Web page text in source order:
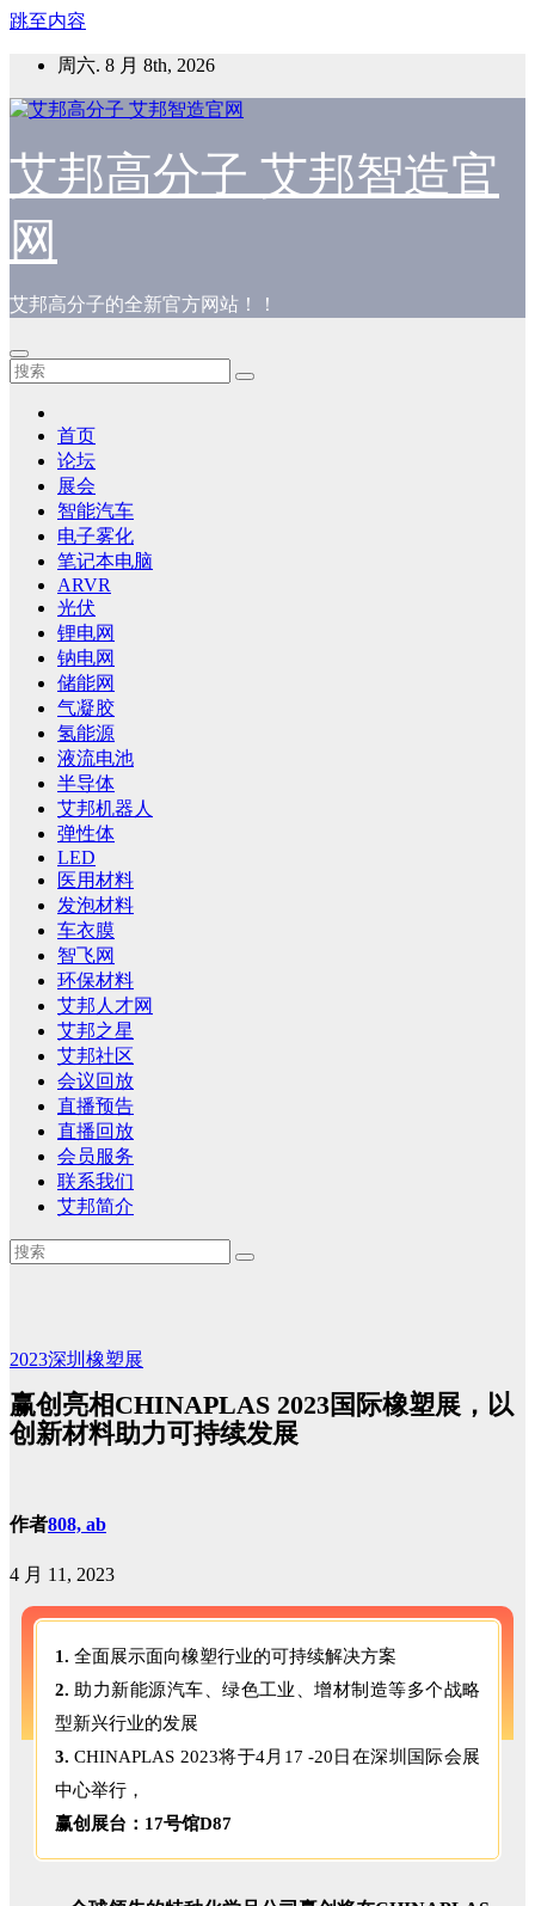
跳至内容
周六. 8 月 8th, 2026
艾邦高分子 艾邦智造官
网
艾邦高分子的全新官方网站！！
首页
论坛
展会
智能汽车
电子雾化
笔记本电脑
ARVR
光伏
锂电网
钠电网
储能网
气凝胶
氢能源
液流电池
半导体
艾邦机器人
弹性体
LED
医用材料
发泡材料
车衣膜
智飞网
环保材料
艾邦人才网
艾邦之星
艾邦社区
会议回放
直播预告
直播回放
会员服务
联系我们
艾邦简介
2023深圳橡塑展
赢创亮相CHINAPLAS 2023国际橡塑展，以
创新材料助力可持续发展
作者808, ab
4 月 11, 2023
1. 全面展示面向橡塑行业的可持续解决方案
2. 助力新能源汽车、绿色工业、增材制造等多个战略
型新兴行业的发展
3.CHINAPLAS 2023将于4月17 -20日在深圳国际会展
中心举行，
赢创展台：17号馆D87